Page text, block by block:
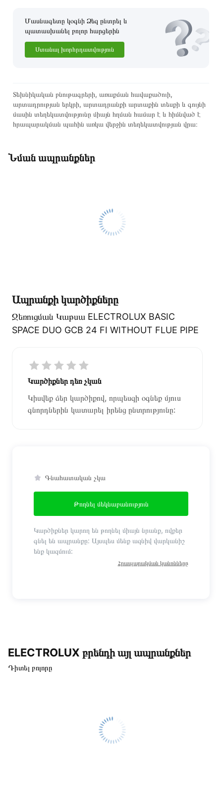
Մասնագետը կօգնի Ձեզ ընտրել և
պատասխանել բոլոր հարցերին
Ստանալ խորհրդատվություն
Տեխնիկական բնութագրերի, առաքման հավաքածուի,
արտադրության երկրի, արտադրանքի արտաքին տեսքի և գույնի
մասին տեղեկատվությունը միայն հղման համար է և հիմնված է
հրապարակման պահին առկա վերջին տեղեկատվության վրա։
Նման ապրանքներ
Ապրանքի կարծիքները
Ջեռուցման Կաթսա ELECTROLUX BASIC
SPACE DUO GCB 24 FI WITHOUT FLUE PIPE
Կարծիքներ դեռ չկան
Կիսվեք ձեր կարծիքով, որպեսզի օգնեք մյուս
գնորդներին կատարել իրենց ընտրությունը:
Գնահատական չկա
Թողնել մեկնաբանություն
Կարծիքներ կարող են թողնել միայն նրանք, ովքեր
գնել են ապրանքը: Այսպես մենք ազնիվ վարկանիշ
ենք կազմում:
Հրապարակման կանոնները
ELECTROLUX բրենդի այլ ապրանքներ
Դիտել բոլորը